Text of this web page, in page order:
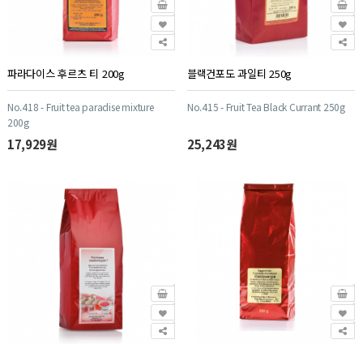
파라다이스 후르츠 티 200g
No.418 - Fruit tea paradise mixture
200g
17,929원
블랙건포도 과일티 250g
No.415 - Fruit Tea Black Currant 250g
25,243원